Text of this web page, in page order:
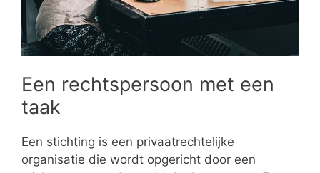
Een rechtspersoon met een
taak
Een stichting is een privaatrechtelijke
organisatie die wordt opgericht door een